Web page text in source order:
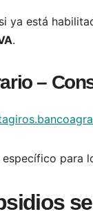
ya está
.
–
específico para